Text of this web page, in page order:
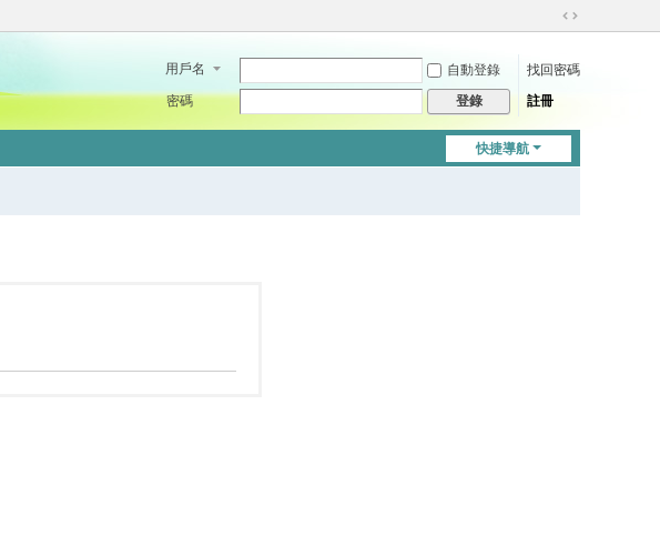
切
到
用戶名 自動登錄
找回密碼
密碼
登錄 註冊
快捷導航